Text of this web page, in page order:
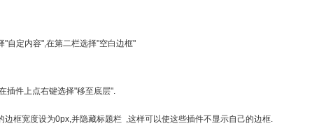
自定内容",在第二栏选择"空白边框"
插件上点右键选择"移至底层".
边框宽度设为0px,并隐藏标题栏 ,这样可以使这些插件不显示自己的边框.